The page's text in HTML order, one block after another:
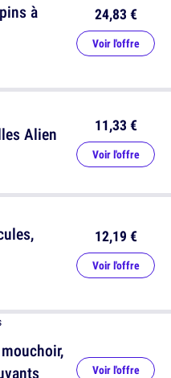
à
24,83 €
Voir l'offre
Voir l'offre
Alien 11,33 €
Voir l'offre
12,19 €
Voir l'offre